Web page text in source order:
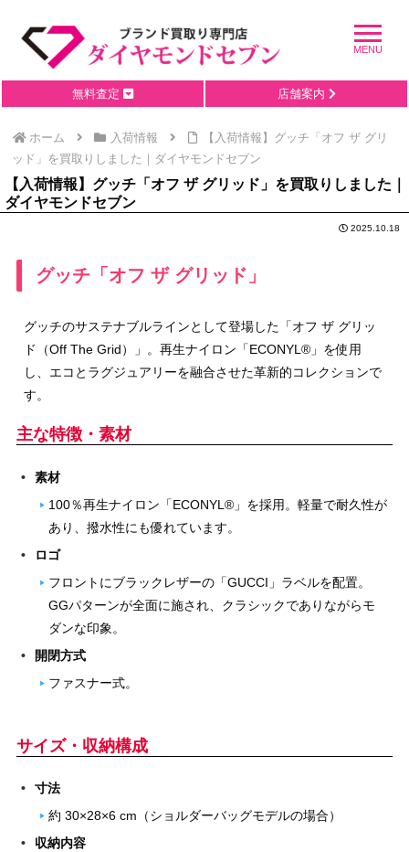
無料査定 店舗案内
ホーム 入荷情報
【入荷情報】グッチ「オフ ザ グリ
ッド」を買取りしました｜ダイヤモンドセブン
【入荷情報】グッチ「オフ ザ グリッド」を買取りしました｜
ダイヤモンドセブン
2025.10.18
グッチ「オフ ザ グリッド」
グッチのサステナブルラインとして登場した「オフ ザ グリッ
ド（Off The Grid）」。再生ナイロン「ECONYL®」を使用
し、エコとラグジュアリーを融合させた革新的コレクションで
す。
主な特徴・素材
素材
100％再生ナイロン「ECONYL®」を採用。軽量で耐久性が
あり、撥水性にも優れています。
ロゴ
フロントにブラックレザーの「GUCCI」ラベルを配置。
GGパターンが全面に施され、クラシックでありながらモ
ダンな印象。
開閉方式
ファスナー式。
サイズ・収納構成
寸法
約 30×28×6 cm（ショルダーバッグモデルの場合）
収納内容